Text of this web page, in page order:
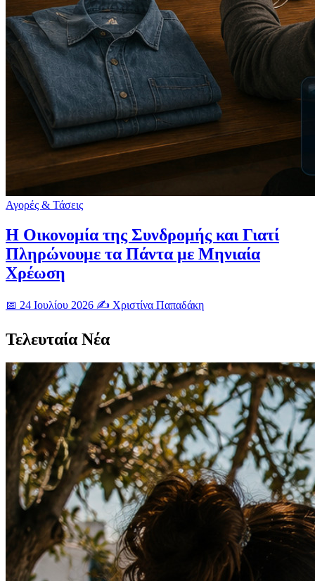
Αγορές & Τάσεις
Η Οικονομία της Συνδρομής και Γιατί
Πληρώνουμε τα Πάντα με Μηνιαία
Χρέωση
📅 24 Ιουλίου 2026 ✍️ Χριστίνα Παπαδάκη
Τελευταία Νέα